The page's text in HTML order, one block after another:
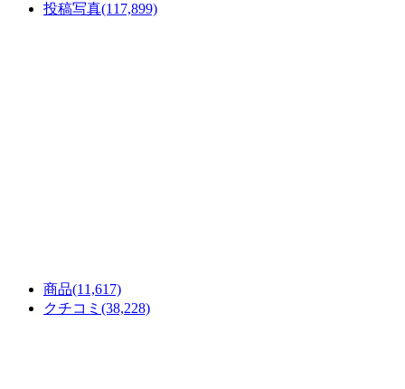
投稿写真(117,899)
商品(11,617)
クチコミ (38,228)